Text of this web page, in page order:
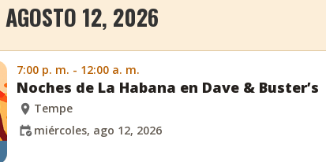
12, 2026
7:00 p. m. - 12:00 a. m.
Noches de La Habana en Dave & Buster’s
Tempe
miércoles, ago 12, 2026